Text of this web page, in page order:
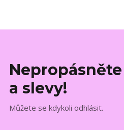
a slevy!
Můžete se kdykoli odhlásit.